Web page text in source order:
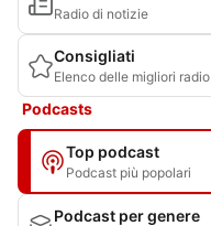
Radio di notizie
Consigliati
Elenco delle migliori radio
Podcasts
Top podcast
Podcast più popolari
Podcast per genere